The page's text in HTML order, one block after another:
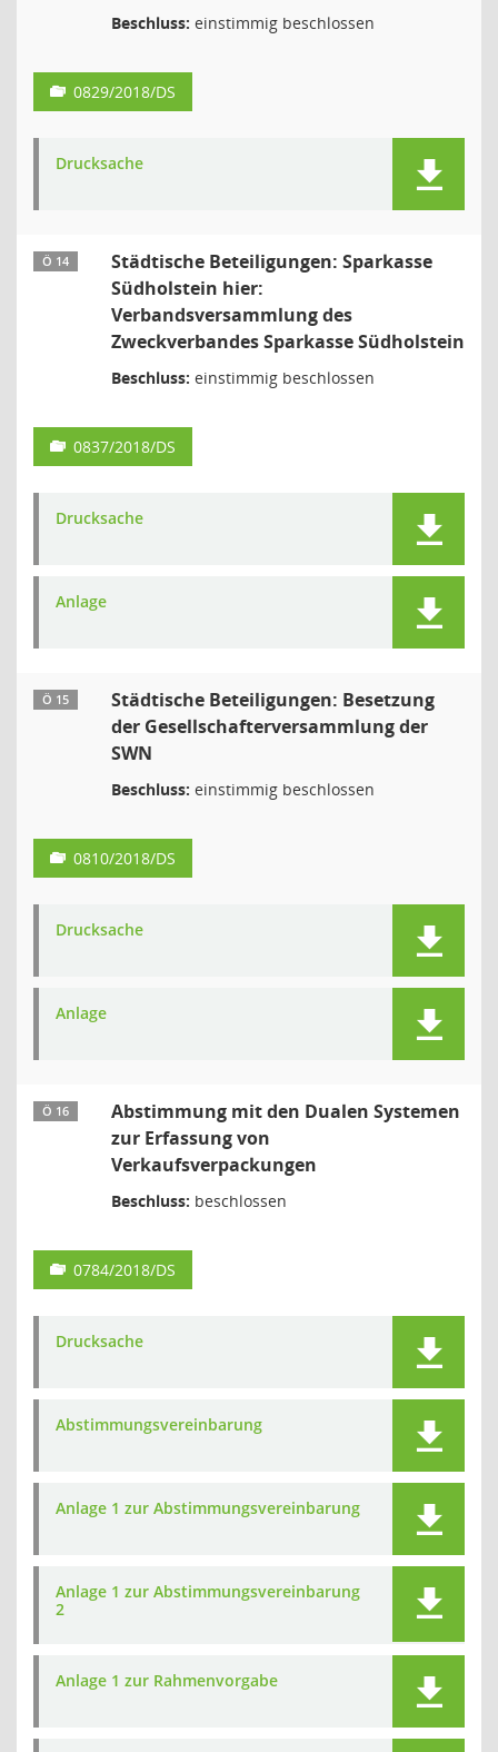
Beschluss: einstimmig beschlossen
0829/2018/DS
Drucksache
Ö 14
Städtische Beteiligungen: Sparkasse
Südholstein hier:
Verbandsversammlung des
Zweckverbandes Sparkasse Südholstein
Beschluss: einstimmig beschlossen
0837/2018/DS
Drucksache
Anlage
Ö 15
Städtische Beteiligungen: Besetzung
der Gesellschafterversammlung der
SWN
Beschluss: einstimmig beschlossen
0810/2018/DS
Drucksache
Anlage
Ö 16
Abstimmung mit den Dualen Systemen
zur Erfassung von
Verkaufsverpackungen
Beschluss: beschlossen
0784/2018/DS
Drucksache
Abstimmungsvereinbarung
Anlage 1 zur Abstimmungsvereinbarung
Anlage 1 zur Abstimmungsvereinbarung
2
Anlage 1 zur Rahmenvorgabe